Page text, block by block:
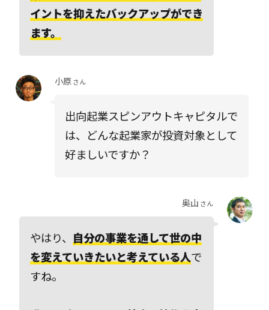
イントを抑えたバックアップができ
ます。
小原さん
出向起業スピンアウトキャピタルで
は、どんな起業家が投資対象として
好ましいですか？
奥山 さん
やはり、 自分の事業を通して世の中
を変えていきたいと考えている人で
すね。